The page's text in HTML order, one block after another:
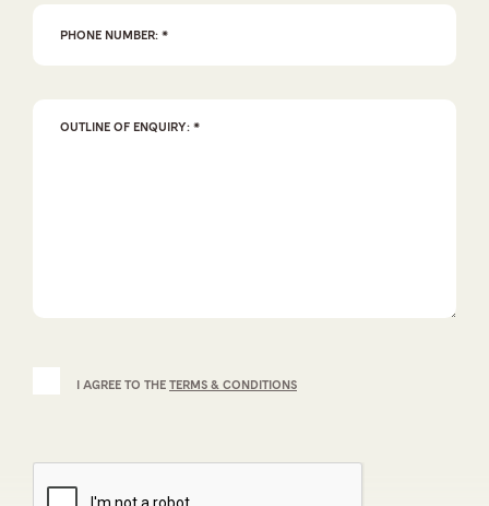
I AGREE TO THE TERMS & CONDITIONS